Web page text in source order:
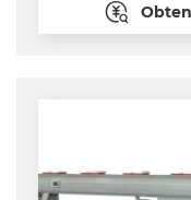
rápida diseñada
terminado, amplia